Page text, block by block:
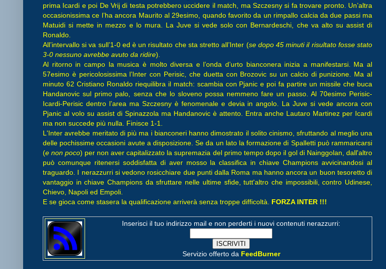
prima Icardi e poi De Vrij di testa potrebbero uccidere il match, ma Szczesny si fa trovare pronto. Un’altra
occasionissima ce l’ha ancora Maurito al 29esimo, quando favorito da un rimpallo calcia da due passi ma
Matuidi si mette in mezzo e lo mura. La Juve si vede solo con Bernardeschi, che va alto su assist di
Ronaldo.
All’intervallo si va sull’1-0 ed è un risultato che sta stretto all’Inter (se dopo 45 minuti il risultato fosse stato
3-0 nessuno avrebbe avuto da ridire).
Al ritorno in campo la musica è molto diversa e l’onda d’urto bianconera inizia a manifestarsi. Ma al
57esimo è pericolosissima l’Inter con Perisic, che duetta con Brozovic su un calcio di punizione. Ma al
minuto 62 Cristiano Ronaldo riequilibra il match: scambia con Pjanic e poi fa partire un missile che buca
Handanovic sul primo palo, senza che lo sloveno possa nemmeno fare un passo. Al 70esimo Perisic-
Icardi-Perisic dentro l’area ma Szczesny è fenomenale e devia in angolo. La Juve si vede ancora con
Pjanic al volo su assist di Spinazzola ma Handanovic è attento. Entra anche Lautaro Martinez per Icardi
ma non succede più nulla. Finisce 1-1.
L'Inter avrebbe meritato di più ma i bianconeri hanno dimostrato il solito cinismo, sfruttando al meglio una
delle pochissime occasioni avute a disposizione. Se da un lato la formazione di Spalletti può rammaricarsi
(e non poco) per non aver capitalizzato la supremazia del primo tempo dopo il gol di Nainggolan, dall'altro
può comunque ritenersi soddisfatta di aver mosso la classifica in chiave Champions avvicinandosi al
traguardo. I nerazzurri si vedono rosicchiare due punti dalla Roma ma hanno ancora un buon tesoretto di
vantaggio in chiave Champions da sfruttare nelle ultime sfide, tutt'altro che impossibili, contro Udinese,
Chievo, Napoli ed Empoli.
E se gioca come stasera la qualificazione arriverà senza troppe difficoltà. FORZA INTER !!!
Inserisci il tuo indirizzo mail e non perderti i nuovi contenuti nerazzurri:
Servizio offerto da FeedBurner